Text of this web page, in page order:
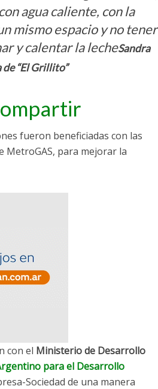
agua caliente, con la
mismo espacio y no tener
y calentar la lecheSandra
“El Grillito”
fueron beneficiadas con las
MetroGAS, para mejorar la
con el Ministerio de Desarrollo
para el Desarrollo
Sociedad de una manera